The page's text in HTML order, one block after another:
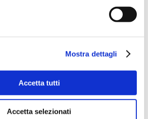
Mostra dettagli
Accetta tutti
Accetta selezionati
ACQUISTA PRODOTTO
DI SORRENTO | SIREA